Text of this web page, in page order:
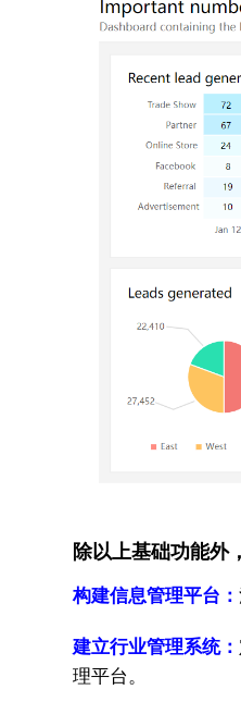
除以上基础功能外
构建信息管理平台：
建立行业管理系统：
理平台。